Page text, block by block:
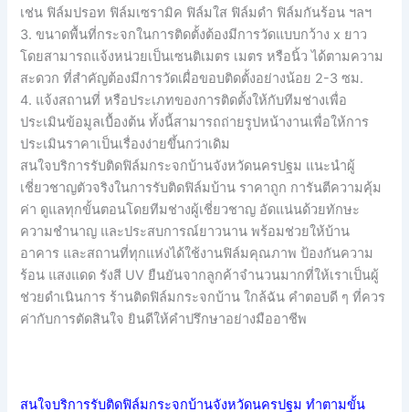
เช่น ฟิล์มปรอท ฟิล์มเซรามิค ฟิล์มใส ฟิล์มดำ ฟิล์มกันร้อน ฯลฯ
3. ขนาดพื้นที่กระจกในการติดตั้งต้องมีการวัดแบบกว้าง x ยาว
โดยสามารถแจ้งหน่วยเป็นเซนติเมตร เมตร หรือนิ้ว ได้ตามความ
สะดวก ที่สำคัญต้องมีการวัดเผื่อขอบติดตั้งอย่างน้อย 2-3 ซม.
4. แจ้งสถานที่ หรือประเภทของการติดตั้งให้กับทีมช่างเพื่อ
ประเมินข้อมูลเบื้องต้น ทั้งนี้สามารถถ่ายรูปหน้างานเพื่อให้การ
ประเมินราคาเป็นเรื่องง่ายขึ้นกว่าเดิม
สนใจบริการรับติดฟิล์มกระจกบ้านจังหวัดนครปฐม แนะนำผู้
เชี่ยวชาญตัวจริงในการรับติดฟิล์มบ้าน ราคาถูก การันตีความคุ้ม
ค่า ดูแลทุกขั้นตอนโดยทีมช่างผู้เชี่ยวชาญ อัดแน่นด้วยทักษะ
ความชำนาญ และประสบการณ์ยาวนาน พร้อมช่วยให้บ้าน
อาคาร และสถานที่ทุกแห่งได้ใช้งานฟิล์มคุณภาพ ป้องกันความ
ร้อน แสงแดด รังสี UV ยืนยันจากลูกค้าจำนวนมากที่ให้เราเป็นผู้
ช่วยดำเนินการ ร้านติดฟิล์มกระจกบ้าน ใกล้ฉัน คำตอบดี ๆ ที่ควร
ค่ากับการตัดสินใจ ยินดีให้คำปรึกษาอย่างมืออาชีพ
สนใจบริการรับติดฟิล์มกระจกบ้านจังหวัดนครปฐม ทำตามขั้น